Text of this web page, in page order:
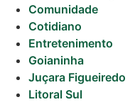
Comunidade
Cotidiano
Entretenimento
Goianinha
Juçara Figueiredo
Litoral Sul